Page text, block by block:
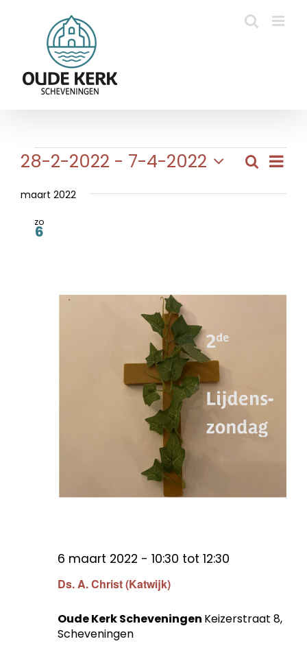
Evenementen Zoeken
Lijst
28-2-2022 - 7-4-2022
een
datum.
maart 2022
zo
6
Ds. A. Christ (Katwijk)
6 maart 2022 - 10:30 tot 12:30
Oude Kerk Scheveningen Keizerstraat 8,
Scheveningen